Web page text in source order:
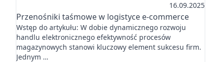
16.09.2025
Przenośniki taśmowe w logistyce e-commerce
Wstęp do artykułu: W dobie dynamicznego rozwoju
handlu elektronicznego efektywność procesów
magazynowych stanowi kluczowy element sukcesu firm.
Jednym …